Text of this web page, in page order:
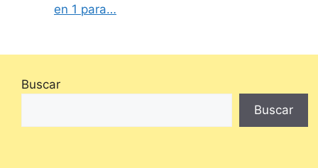
en 1 para…
Buscar
Buscar